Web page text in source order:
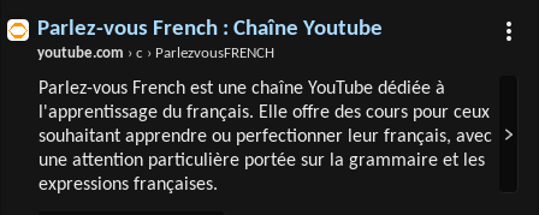
Parlez-vous French : Chaîne Youtube
youtube.com › c › ParlezvousFRENCH
Parlez-vous French est une chaîne YouTube dédiée à
l'apprentissage du français. Elle offre des cours pour ceux
souhaitant apprendre ou perfectionner leur français, avec
une attention particulière portée sur la grammaire et les
expressions françaises.